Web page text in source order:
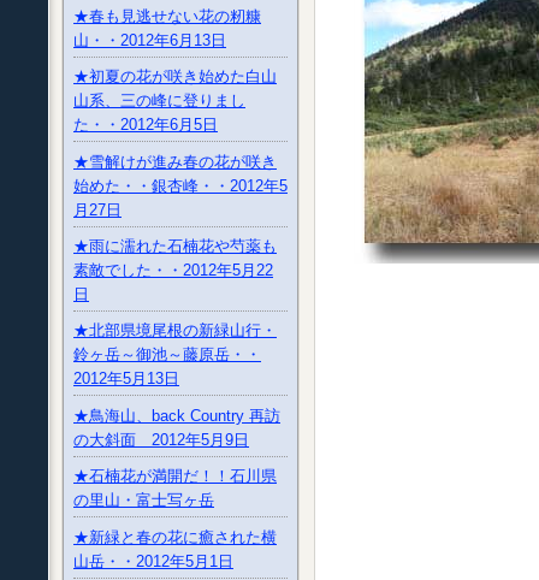
★春も見逃せない花の籾糠
山・・2012年6月13日
★初夏の花が咲き始めた白山
山系、三の峰に登りまし
た・・2012年6月5日
★雪解けが進み春の花が咲き
始めた・・銀杏峰・・2012年5
月27日
★雨に濡れた石楠花や芍薬も
素敵でした・・2012年5月22
日
★北部県境尾根の新緑山行・
鈴ヶ岳～御池～藤原岳・・
2012年5月13日
★鳥海山、back Country 再訪
の大斜面 2012年5月9日
★石楠花が満開だ！！石川県
の里山・富士写ヶ岳
★新緑と春の花に癒された横
山岳・・2012年5月1日